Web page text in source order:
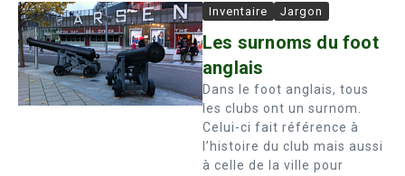
Inventaire Jargon
Les surnoms du foot
anglais
Dans le foot anglais, tous
les clubs ont un surnom.
Celui-ci fait référence à
l’histoire du club mais aussi
à celle de la ville pour